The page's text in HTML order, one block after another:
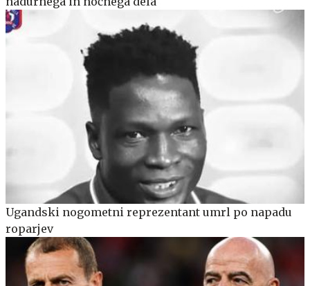
Ugandski nogometni reprezentant umrl po napadu
roparjev